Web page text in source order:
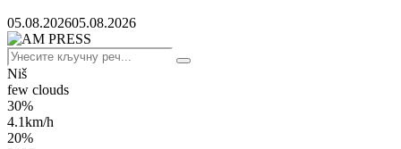
05.08.202605.08.2026
Search
for:
Search
Niš
few clouds
30%
4.1km/h
20%